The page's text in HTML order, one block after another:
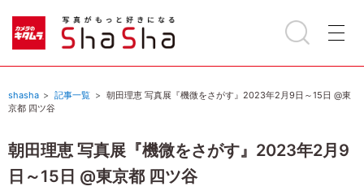
shasha 記事一覧
朝田理恵 写真展『機微をさがす』2023年2月9日～15日 @東
京都 四ツ谷
朝田理恵 写真展『機微をさがす』2023年2月9
日～15日 @東京都 四ツ谷